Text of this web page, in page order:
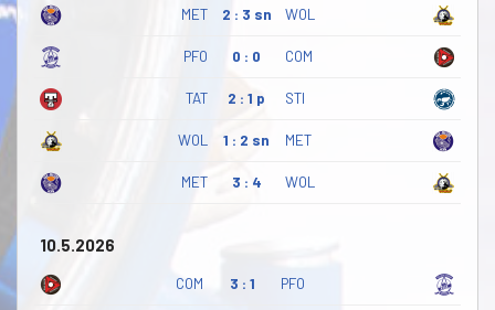
MET 2 : 3 sn WOL
PFO 0 : 0 COM
TAT 2 : 1 p STI
WOL 1 : 2 sn MET
MET 3 : 4 WOL
10.5.2026
COM 3 : 1 PFO